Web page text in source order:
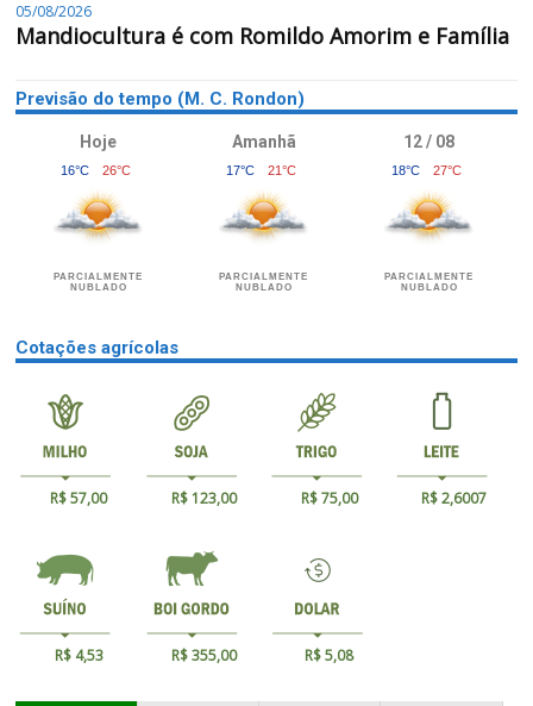
05/08/2026
Mandiocultura é com Romildo Amorim e Família
Previsão do tempo (M. C. Rondon)
Hoje
16°C 26°C
PARCIALMENTE
NUBLADO
Amanhã
17°C 21°C
PARCIALMENTE
NUBLADO
12 / 08
18°C 27°C
PARCIALMENTE
NUBLADO
Cotações agrícolas
R$ 57,00 R$ 123,00 R$ 75,00 R$ 2,6007
R$ 4,53 R$ 355,00 R$ 5,08